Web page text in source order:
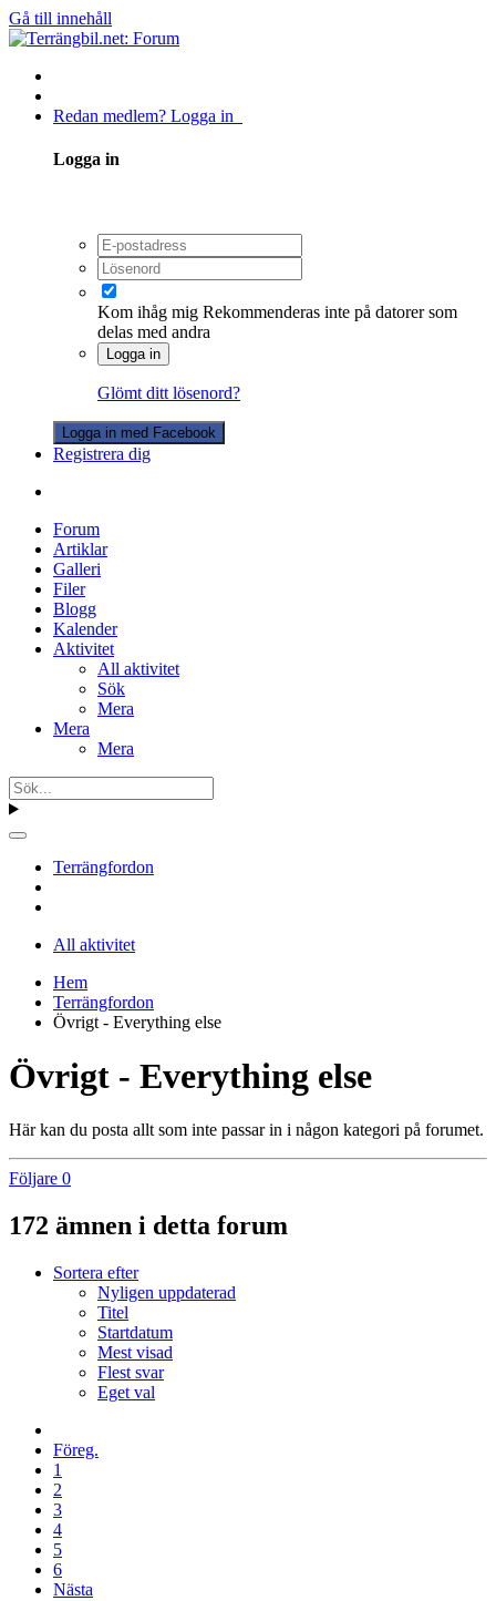
Gå till innehåll
Redan medlem? Logga in
Logga in
Kom ihåg mig Rekommenderas inte på datorer som
delas med andra
Logga in
Glömt ditt lösenord?
Logga in med Facebook
Registrera dig
Forum
Artiklar
Galleri
Filer
Blogg
Kalender
Aktivitet
All aktivitet
Sök
Mera
Mera
Mera
Terrängfordon
All aktivitet
Hem
Terrängfordon
Övrigt - Everything else
Övrigt - Everything else
Här kan du posta allt som inte passar in i någon kategori på forumet.
Följare 0
172 ämnen i detta forum
Sortera efter
Nyligen uppdaterad
Titel
Startdatum
Mest visad
Flest svar
Eget val
Föreg.
1
2
3
4
5
6
Nästa